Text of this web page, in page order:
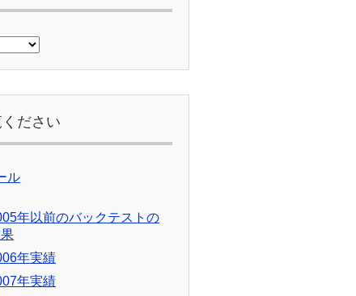
ださい
ル
年以前のバックテストの
年実績
年実績